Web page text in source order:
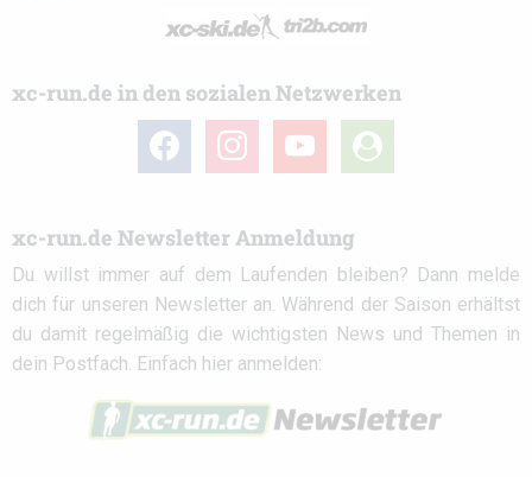
xc-run.de in den sozialen Netzwerken
facebook instagramyoutube
user-
circle
xc-run.de Newsletter Anmeldung
Du willst immer auf dem Laufenden bleiben? Dann melde
dich für unseren Newsletter an. Während der Saison erhältst
du damit regelmäßig die wichtigsten News und Themen in
dein Postfach. Einfach hier anmelden: